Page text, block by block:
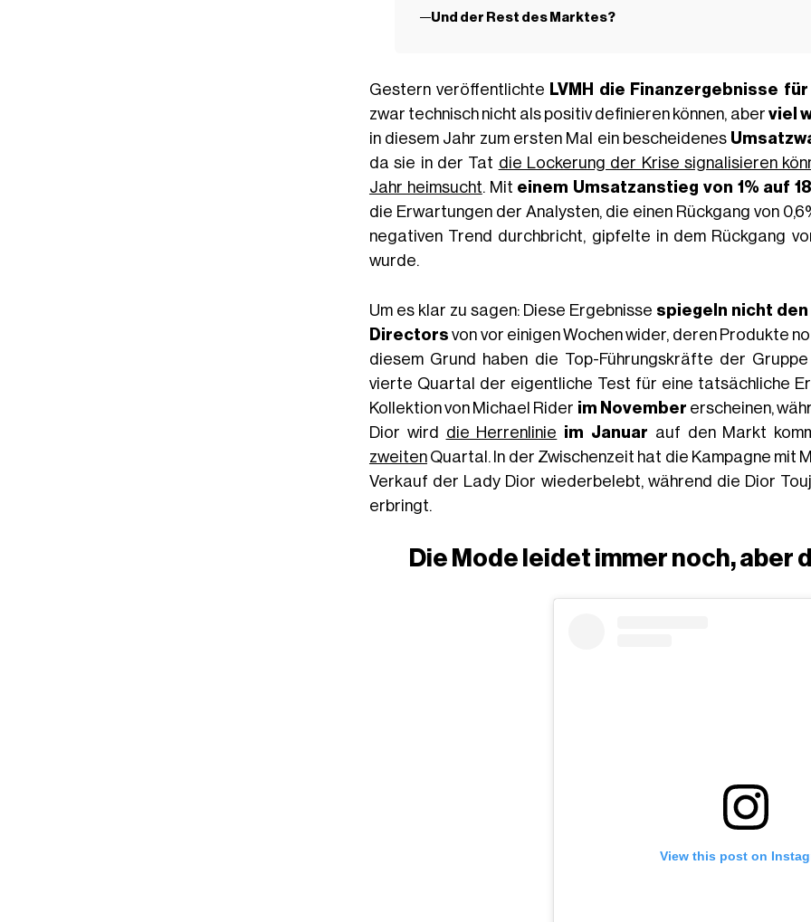
Und der Rest des Marktes?
Gestern veröffentlichte LVMH
die Finanzergebnisse
zwar technisch nicht als positiv definieren können, aber viel
in diesem Jahr zum ersten Mal ein bescheidenes
da sie in der Tat die Lockerung der Krise signalisieren
Jahr heimsucht. Mit einem Umsatzanstieg von 1% auf
die Erwartungen der Analysten, die einen Rückgang von
negativen Trend durchbricht, gipfelte in dem Rückgang
wurde.
Um es klar zu sagen: Diese Ergebnisse spiegeln nicht
Directors von vor einigen Wochen wider, deren Produkte
diesem Grund haben die Top-Führungskräfte der
vierte Quartal der eigentliche Test für eine tatsächliche
Kollektion von Michael Rider im November erscheinen,
Dior wird die Herrenlinie im Januar auf den Markt
zweitenQuartal. In der Zwischenzeit hat die Kampagne mit
Verkauf der Lady Dior wiederbelebt, während die Dior
erbringt.
Die Mode leidet immer noch,
View this post on